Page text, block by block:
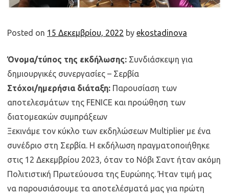
Posted on 15 Δεκεμβρίου, 2022 by ekostadinova
Όνομα/τύπος της εκδήλωσης: Συνδιάσκεψη για
δημιουργικές συνεργασίες – Σερβία
Στόχοι/ημερήσια διάταξη: Παρουσίαση των
αποτελεσμάτων της FENICE και προώθηση των
διατομεακών συμπράξεων
Ξεκινάμε τον κύκλο των εκδηλώσεων Multiplier με ένα
συνέδριο στη Σερβία. Η εκδήλωση πραγματοποιήθηκε
στις 12 Δεκεμβρίου 2023, όταν το Νόβι Σαντ ήταν ακόμη
Πολιτιστική Πρωτεύουσα της Ευρώπης. Ήταν τιμή μας
να παρουσιάσουμε τα αποτελέσματά μας για πρώτη